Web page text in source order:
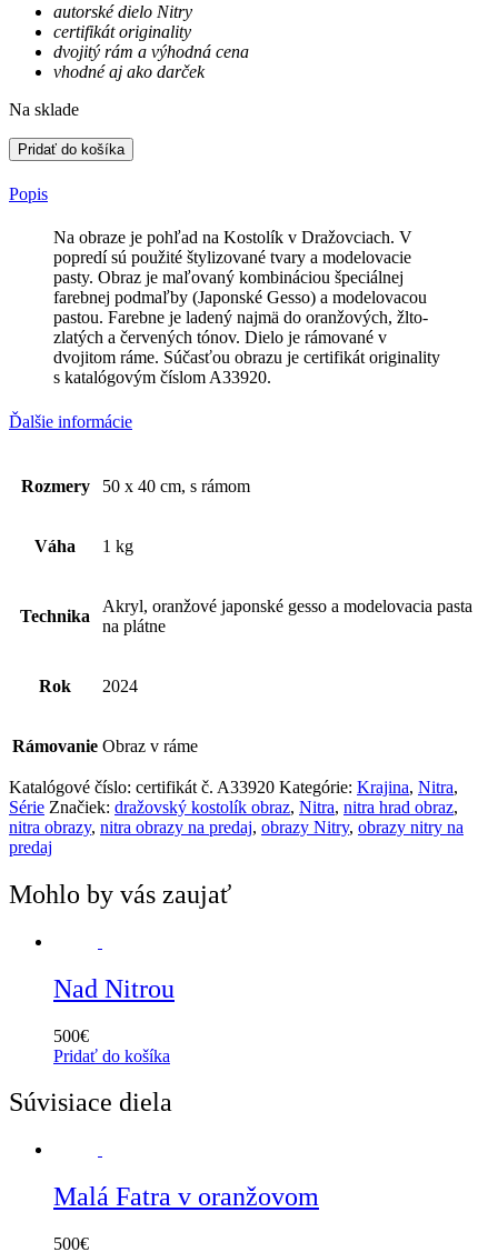
autorské dielo Nitry
certifikát originality
dvojitý rám a výhodná cena
vhodné aj ako darček
Na sklade
Pridať do košíka
Popis
Na obraze je pohľad na Kostolík v Dražovciach. V
popredí sú použité štylizované tvary a modelovacie
pasty. Obraz je maľovaný kombináciou špeciálnej
farebnej podmaľby (Japonské Gesso) a modelovacou
pastou. Farebne je ladený najmä do oranžových, žlto-
zlatých a červených tónov. Dielo je rámované v
dvojitom ráme. Súčasťou obrazu je certifikát originality
s katalógovým číslom A33920.
Ďalšie informácie
Rozmery 50 x 40 cm, s rámom
Váha 1 kg
Technika
Akryl, oranžové japonské gesso a modelovacia pasta
na plátne
Rok 2024
Rámovanie Obraz v ráme
Katalógové číslo: certifikát č. A33920 Kategórie: Krajina, Nitra,
Série Značiek: dražovský kostolík obraz, Nitra, nitra hrad obraz,
nitra obrazy, nitra obrazy na predaj, obrazy Nitry, obrazy nitry na
predaj
Mohlo by vás zaujať
Nad Nitrou
500€
Pridať do košíka
Súvisiace diela
Malá Fatra v oranžovom
500€